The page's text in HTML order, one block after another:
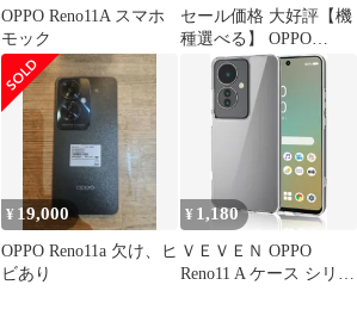
OPPO Reno11A スマホ
モック
セール価格 大好評【機
種選べる】 OPPO
Reno13A フィルム
OPPO A5 5G Reno11A
A3 5G A79 5G OPPO
Reno 9A フィルム
Reno7A フィルム ガラ
スフィルム オッポ リノ
保護フィルム 光沢クリ
ア 9H
¥ 19,000
OPPO Reno11a 欠け、ヒ
ビあり
¥ 1,180
ＶＥＶＥＮ OPPO
Reno11 A ケース シリコ